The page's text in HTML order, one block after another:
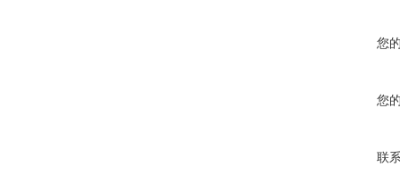
您
您
联